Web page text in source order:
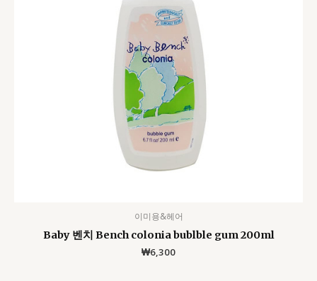
이미용&헤어
Baby 벤치 Bench colonia bublble gum 200ml
₩6,300